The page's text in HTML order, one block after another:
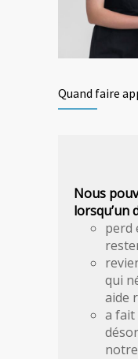
Quand faire
Nous
lorsqu’un
perd
qui
aide
a fait